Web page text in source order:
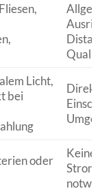
Licht,
bei
Direkt
oder
Keine